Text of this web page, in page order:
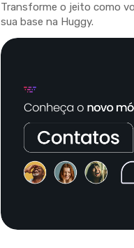
Transforme o jeito como
sua base na Huggy.